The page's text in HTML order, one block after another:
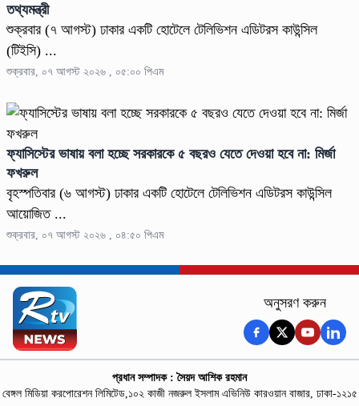
তথ্যমন্ত্রী
শুক্রবার (৭ আগস্ট) ঢাকার একটি হোটেলে টেলিভিশন এডিটরস কাউন্সিল
(টিইসি) ...
শুক্রবার, ০৭ আগস্ট ২০২৬ , ০৫:০০ পিএম
ফ্যাসিস্টের ভাষায় বলা হচ্ছে সরকারকে ৫ বছরও যেতে দেওয়া হবে না: মির্জা
ফখরুল
বৃহস্পতিবার (৬ আগস্ট) ঢাকার একটি হোটেলে টেলিভিশন এডিটরস কাউন্সিল
আয়োজিত ...
শুক্রবার, ০৭ আগস্ট ২০২৬ , ০৪:৫০ পিএম
অনুসরণ করুন
প্রধান সম্পাদক : সৈয়দ আশিক রহমান
বেঙ্গল মিডিয়া করপোরেশন লিমিটেড,১০২ কাজী নজরুল ইসলাম এভিনিউ কারওয়ান বাজার, ঢাকা-১২১৫